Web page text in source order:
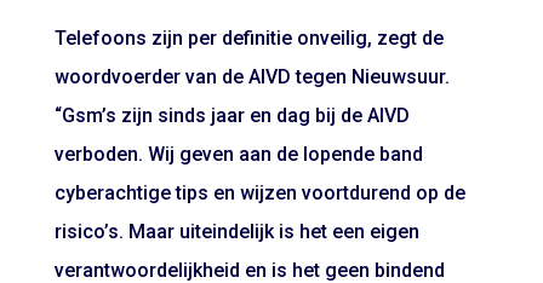
Telefoons zijn per definitie onveilig, zegt de
woordvoerder van de AIVD tegen Nieuwsuur.
“Gsm’s zijn sinds jaar en dag bij de AIVD
verboden. Wij geven aan de lopende band
cyberachtige tips en wijzen voortdurend op de
risico’s. Maar uiteindelijk is het een eigen
verantwoordelijkheid en is het geen bindend